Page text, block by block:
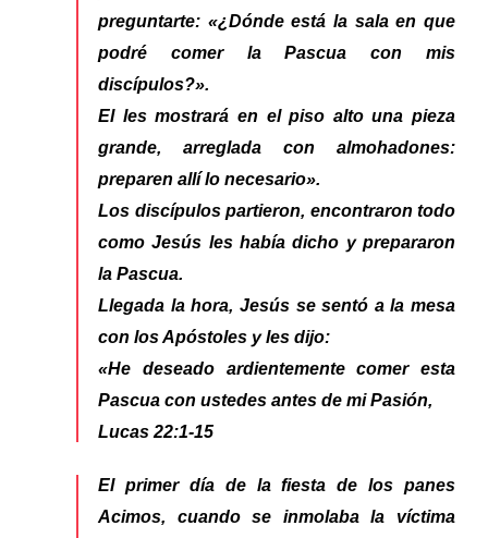
preguntarte: «¿Dónde está la sala en que
podré comer la Pascua con mis
discípulos?».
El les mostrará en el piso alto una pieza
grande, arreglada con almohadones:
preparen allí lo necesario».
Los discípulos partieron, encontraron todo
como Jesús les había dicho y prepararon
la Pascua.
Llegada la hora, Jesús se sentó a la mesa
con los Apóstoles y les dijo:
«He deseado ardientemente comer esta
Pascua con ustedes antes de mi Pasión,
Lucas 22:1-15
El primer día de la fiesta de los panes
Acimos, cuando se inmolaba la víctima